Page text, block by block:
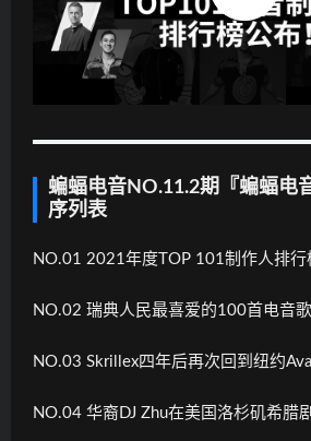
蝙蝠电音NO.11.2期『蝙蝠电
序列表
NO.01 2021年度TOP 101制作人排行
NO.02 瑞典人民最喜爱的100首电音歌
NO.03 Skrillex四年后再次回到纽约
NO.04 华裔DJ Zhu在美国洛杉矶希腊